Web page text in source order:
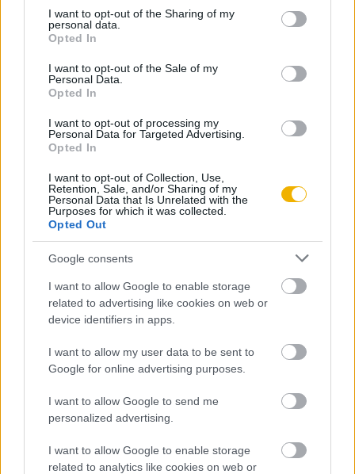
not limited to your visit or usage behaviour. You may click to
grant or deny consent to Google and its third-party tags to
use your data for below specified purposes in below Google
consent section.
I want to opt-out of the Sharing of my
personal data.
Opted In
I want to opt-out of the Sale of my
Personal Data.
Opted In
I want to opt-out of processing my
Personal Data for Targeted Advertising.
Opted In
I want to opt-out of Collection, Use,
Retention, Sale, and/or Sharing of my
Personal Data that Is Unrelated with the
Purposes for which it was collected.
Opted Out
Google consents
I want to allow Google to enable storage
related to advertising like cookies on web or
device identifiers in apps.
I want to allow my user data to be sent to
Google for online advertising purposes.
I want to allow Google to send me
personalized advertising.
I want to allow Google to enable storage
related to analytics like cookies on web or
Online-on, kattintson ide:BELÉPÉS.
Ha még nem
rendelkezik felhasználói fiókkal, kattintson ide:
REGISZTRÁCIÓ.
Szerző
Tabajdi Gábor
A szerző cikkei
Tananyag
Magyar történelem
Ellenzéki mozgalmak a ’80-as években